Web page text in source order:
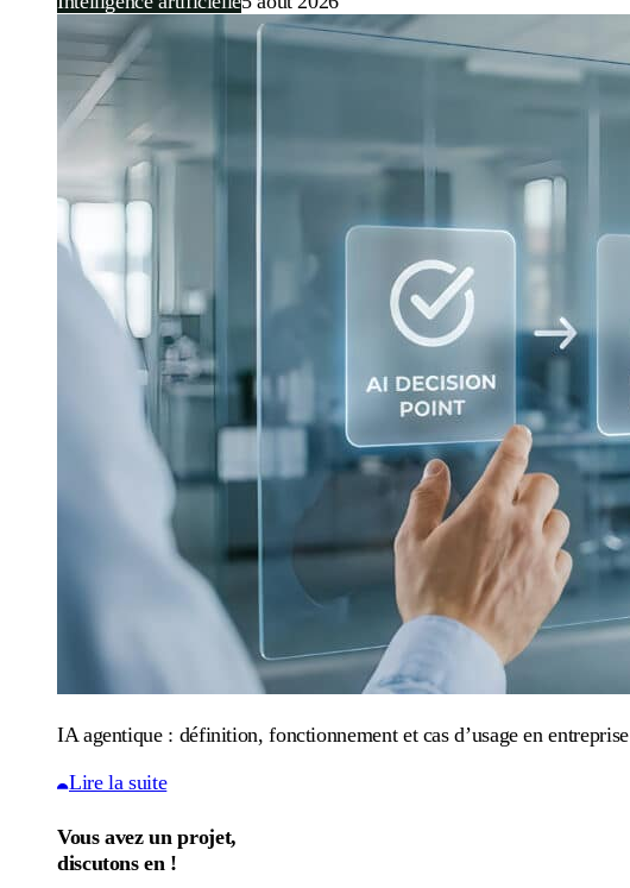
IA agentique : définition, fonctionnement et cas d’usage en entreprise
Lire la suite
Vous avez un projet,
discutons en !